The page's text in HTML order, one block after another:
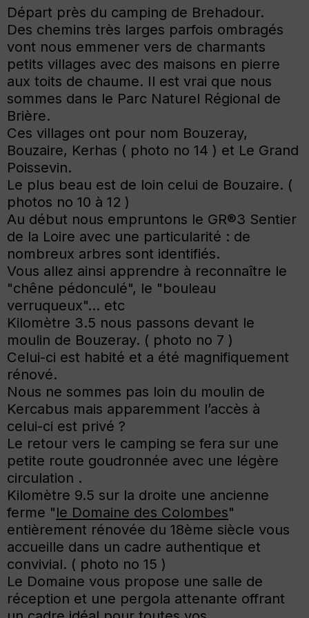
Départ près du camping de Brehadour.
Des chemins très larges parfois ombragés
vont nous emmener vers de charmants
petits villages avec des maisons en pierre
aux toits de chaume. Il est vrai que nous
sommes dans le Parc Naturel Régional de
Brière.
Ces villages ont pour nom Bouzeray,
Bouzaire, Kerhas ( photo no 14 ) et Le Grand
Poissevin.
Le plus beau est de loin celui de Bouzaire. (
photos no 10 à 12 )
Au début nous empruntons le GR®3 Sentier
de la Loire avec une particularité : de
nombreux arbres sont identifiés.
Vous allez ainsi apprendre à reconnaître le
"chêne pédonculé", le "bouleau
verruqueux"... etc
Kilomètre 3.5 nous passons devant le
moulin de Bouzeray. ( photo no 7 )
Celui-ci est habité et a été magnifiquement
rénové.
Nous ne sommes pas loin du moulin de
Kercabus mais apparemment l’accès à
celui-ci est privé ?
Le retour vers le camping se fera sur une
petite route goudronnée avec une légère
circulation .
Kilomètre 9.5 sur la droite une ancienne
ferme "le Domaine des Colombes"
entièrement rénovée du 18ème siècle vous
accueille dans un cadre authentique et
convivial. ( photo no 15 )
Le Domaine vous propose une salle de
réception et une pergola attenante offrant